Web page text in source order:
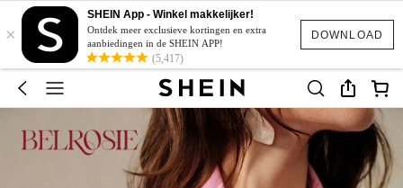
DOWNLOAD
×
SHEIN App - Winkel makkelijker!
Ontdek meer exclusieve kortingen en extra
aanbiedingen in de SHEIN APP!
(5,417)